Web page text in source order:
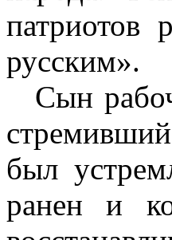
патриотов
русским».
Сын
был
ранен и